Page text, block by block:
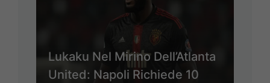
Lukaku Nel Mirino Dell’Atlanta
United: Napoli Richiede 10